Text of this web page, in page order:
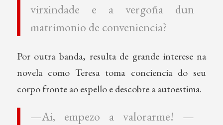
virxindade e a vergoña dun
matrimonio de conveniencia?
Por outra banda, resulta de grande interese na
novela como Teresa toma conciencia do seu
corpo fronte ao espello e descobre a autoestima.
—Ai, empezo a valorarme! —